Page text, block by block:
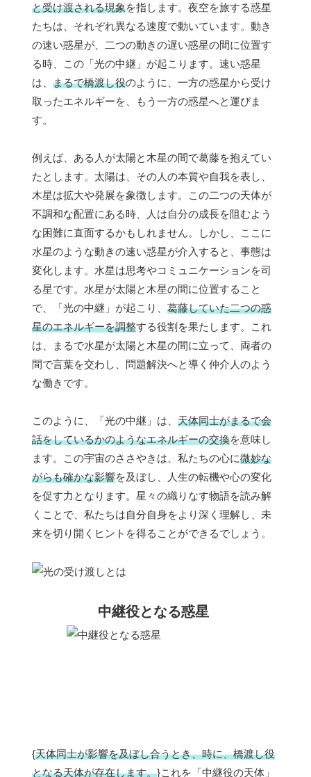
と受け渡される現象を指します。夜空を旅する惑星
たちは、それぞれ異なる速度で動いています。動き
の速い惑星が、二つの動きの遅い惑星の間に位置す
る時、この「光の中継」が起こります。速い惑星
は、 まるで橋渡し役のように、一方の惑星から受け
取ったエネルギーを、もう一方の惑星へと運びま
す。
例えば、ある人が太陽と木星の間で葛藤を抱えてい
たとします。太陽は、その人の本質や自我を表し、
木星は拡大や発展を象徴します。この二つの天体が
不調和な配置にある時、人は自分の成長を阻むよう
な困難に直面するかもしれません。しかし、ここに
水星のような動きの速い惑星が介入すると、事態は
変化します。水星は思考やコミュニケーションを司
る星です。水星が太陽と木星の間に位置すること
で、「光の中継」が起こり、 葛藤していた二つの惑
星のエネルギーを調整する役割を果たします。これ
は、まるで水星が太陽と木星の間に立って、両者の
間で言葉を交わし、問題解決へと導く仲介人のよう
な働きです。
このように、「光の中継」は、 天体同士がまるで会
話をしているかのようなエネルギーの交換を意味し
ます。この宇宙のささやきは、私たちの心に微妙な
がらも確かな影響を及ぼし、人生の転機や心の変化
を促す力となります。星々の織りなす物語を読み解
くことで、私たちは自分自身をより深く理解し、未
来を切り開くヒントを得ることができるでしょう。
中継役となる惑星
{天体同士が影響を及ぼし合うとき、時に、橋渡し役
となる天体が存在します。}これを「中継役の天体」